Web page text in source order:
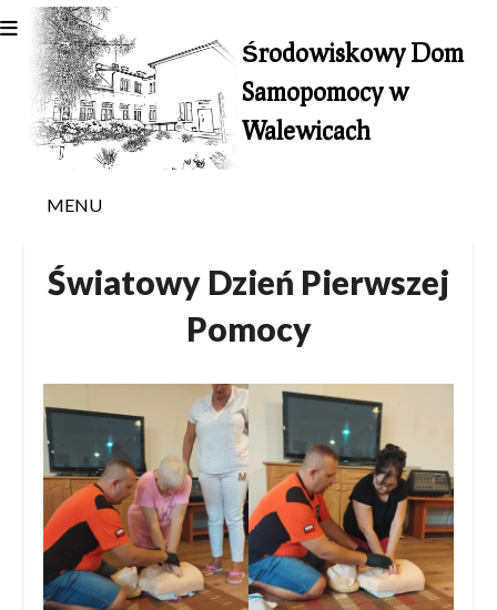
to
content
Środowiskowy Dom
Samopomocy w
Walewicach
MENU
Światowy Dzień Pierwszej
Pomocy